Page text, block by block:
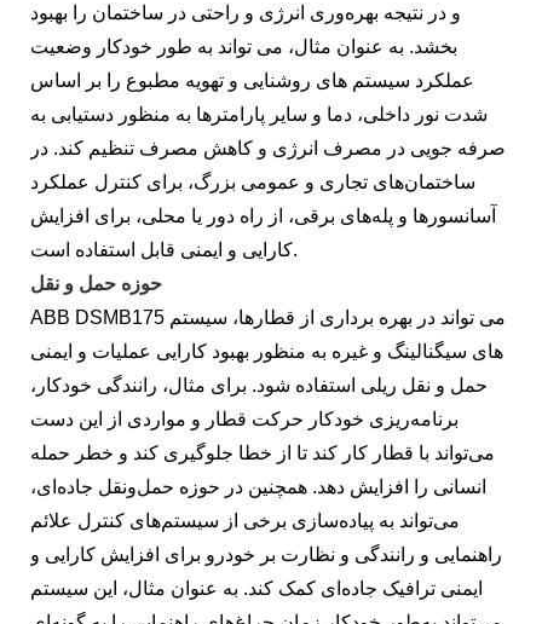
و در نتیجه بهره‌وری انرژی و راحتی در ساختمان را بهبود
بخشد. به عنوان مثال، می تواند به طور خودکار وضعیت
عملکرد سیستم های روشنایی و تهویه مطبوع را بر اساس
شدت نور داخلی، دما و سایر پارامترها به منظور دستیابی به
صرفه جویی در مصرف انرژی و کاهش مصرف تنظیم کند. در
ساختمان‌های تجاری و عمومی بزرگ، برای کنترل عملکرد
آسانسورها و پله‌های برقی، از راه دور یا محلی، برای افزایش
کارایی و ایمنی قابل استفاده است.
حوزه حمل و نقل
ABB DSMB175 می تواند در بهره برداری از قطارها، سیستم
های سیگنالینگ و غیره به منظور بهبود کارایی عملیات و ایمنی
حمل و نقل ریلی استفاده شود. برای مثال، رانندگی خودکار،
برنامه‌ریزی خودکار حرکت قطار و مواردی از این دست
می‌تواند با قطار کار کند تا از خطا جلوگیری کند و خطر حمله
انسانی را افزایش دهد. همچنین در حوزه حمل‌ونقل جاده‌ای،
می‌تواند به پیاده‌سازی برخی از سیستم‌های کنترل علائم
راهنمایی و رانندگی و نظارت بر خودرو برای افزایش کارایی و
ایمنی ترافیک جاده‌ای کمک کند. به عنوان مثال، این سیستم